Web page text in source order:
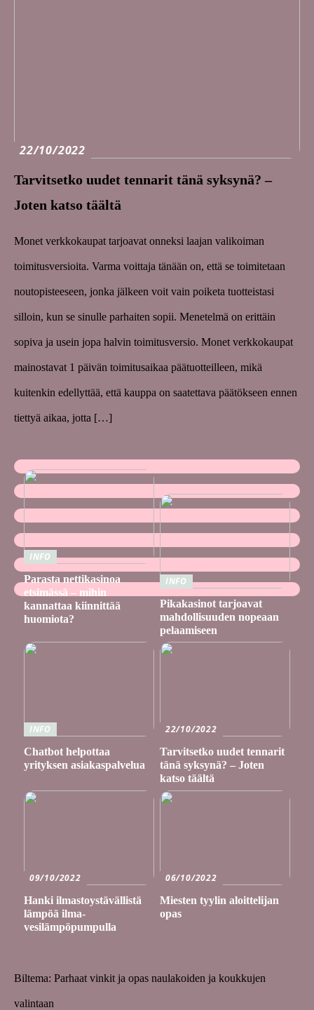
22/10/2022
Tarvitsetko uudet tennarit tänä syksynä? –
Joten katso täältä
Monet verkkokaupat tarjoavat onneksi laajan valikoiman
toimitusversioita. Varma voittaja tänään on, että se toimitetaan
noutopisteeseen, jonka jälkeen voit vain poiketa tuotteistasi
silloin, kun se sinulle parhaiten sopii. Menetelmä on erittäin
sopiva ja usein jopa halvin toimitusversio. Monet verkkokaupat
mainostavat 1 päivän toimitusaikaa päätuotteilleen, mikä
kuitenkin edellyttää, että kauppa on saatettava päätökseen ennen
tiettyä aikaa, jotta […]
INFO
Parasta nettikasinoa
etsimässä – mihin
kannattaa kiinnittää
huomiota?
INFO
Pikakasinot tarjoavat
mahdollisuuden nopeaan
pelaamiseen
INFO
Chatbot helpottaa
yrityksen asiakaspalvelua
22/10/2022
Tarvitsetko uudet tennarit
tänä syksynä? – Joten
katso täältä
09/10/2022
Hanki ilmastoystävällistä
lämpöä ilma-
vesilämpöpumpulla
06/10/2022
Miesten tyylin aloittelijan
opas
Biltema: Parhaat vinkit ja opas naulakoiden ja koukkujen
valintaan